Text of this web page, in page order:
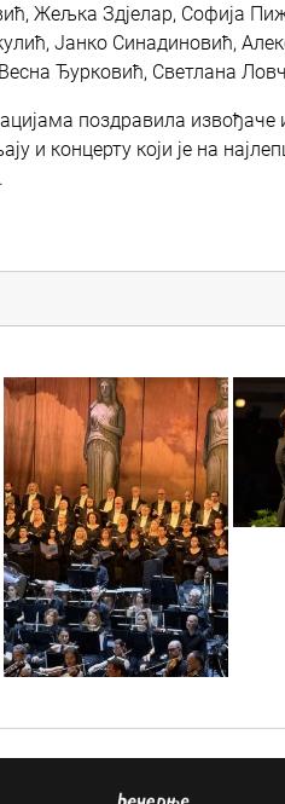
Жељка Здјелар, Софија
Јанко Синадиновић,
Ђурковић, Светлана
поздравила
и концерту који је на
img_6460